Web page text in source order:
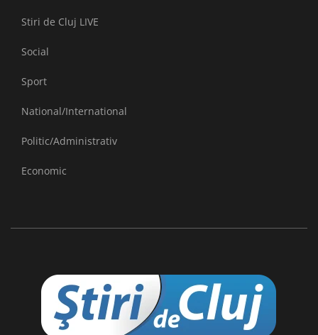
Stiri de Cluj LIVE
Social
Sport
National/International
Politic/Administrativ
Economic